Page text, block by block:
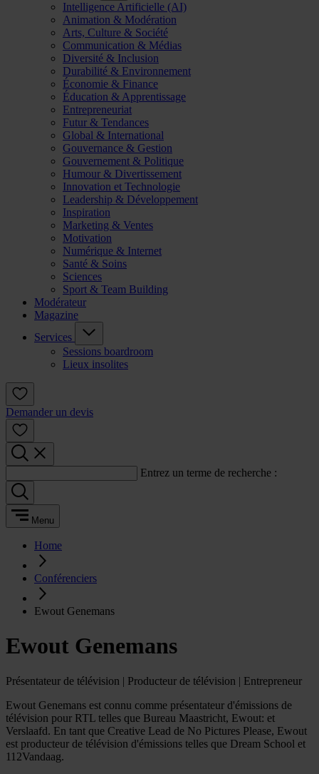
Intelligence Artificielle (AI)
Animation & Modération
Arts, Culture & Société
Communication & Médias
Diversité & Inclusion
Durabilité & Environnement
Économie & Finance
Éducation & Apprentissage
Entrepreneuriat
Futur & Tendances
Global & International
Gouvernance & Gestion
Gouvernement & Politique
Humour & Divertissement
Innovation et Technologie
Leadership & Développement
Inspiration
Marketing & Ventes
Motivation
Numérique & Internet
Santé & Soins
Sciences
Sport & Team Building
Modérateur
Magazine
Services
Sessions boardroom
Lieux insolites
Demander un devis
Entrez un terme de recherche :
Menu
Home
Conférenciers
Ewout Genemans
Ewout Genemans
Présentateur de télévision | Producteur de télévision | Entrepreneur
Ewout Genemans est connu comme présentateur d'émissions de
télévision pour RTL telles que Bureau Maastricht, Ewout: et
Verslaafd. En tant que Creative Lead de No Pictures Please, Ewout
est producteur de télévision d'émissions telles que Dream School et
112Vandaag.